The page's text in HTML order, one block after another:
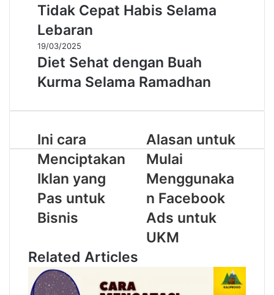
Tidak Cepat Habis Selama
Lebaran
19/03/2025
Diet Sehat dengan Buah
Kurma Selama Ramadhan
Ini cara
Menciptakan
Iklan yang
Pas untuk
Bisnis
Alasan untuk
Mulai
Menggunaka
n Facebook
Ads untuk
UKM
Related Articles